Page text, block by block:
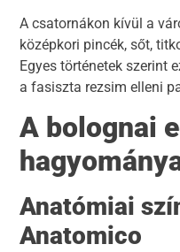
A csatornákon kívül a
középkori pincék, sőt,
Egyes történetek szerint
a fasiszta rezsim elleni
A bolognai
Anatómiai
Anatomico